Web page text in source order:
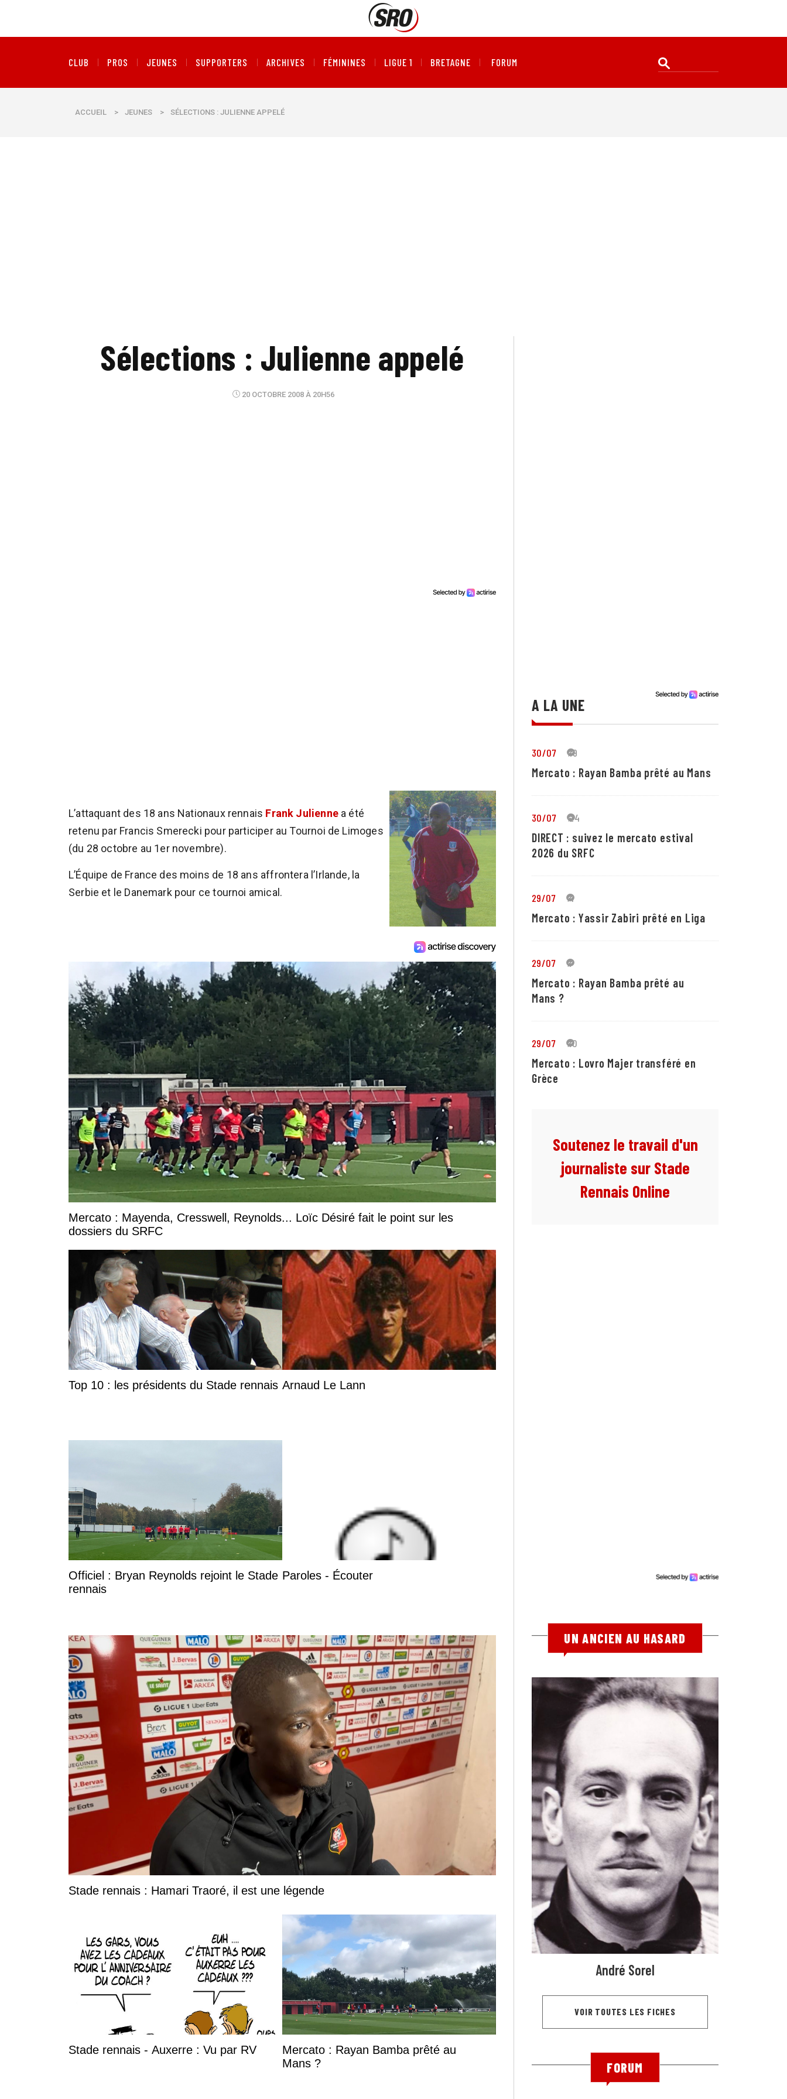
CLUB PROS JEUNES SUPPORTERS ARCHIVES FÉMININES LIGUE 1 BRETAGNE FORUM
ACCUEIL > JEUNES > SÉLECTIONS : JULIENNE APPELÉ
Sélections : Julienne appelé
20 OCTOBRE 2008 À 20H56
L’attaquant des 18 ans Nationaux rennais Frank Juliennea été
retenu par Francis Smerecki pour participer au Tournoi de Limoges
(du 28 octobre au 1er novembre).
L’Équipe de France des moins de 18 ans affrontera l’Irlande, la
Serbie et le Danemark pour ce tournoi amical.
Mercato : Mayenda, Cresswell, Reynolds... Loïc Désiré fait le point sur les
dossiers du SRFC
Top 10 : les présidents du Stade rennais Arnaud Le Lann
Officiel : Bryan Reynolds rejoint le Stade
rennais
Paroles - Écouter
Stade rennais : Hamari Traoré, il est une légende
Stade rennais - Auxerre : Vu par RV
Mercato : Rayan Bamba prêté au
Mans ?
A LA UNE
30/07 19
Mercato : Rayan Bamba prêté au Mans
30/07 24
DIRECT : suivez le mercato estival
2026 du SRFC
29/07 4
Mercato : Yassir Zabiri prêté en Liga
29/07 1
Mercato : Rayan Bamba prêté au
Mans ?
29/07 10
Mercato : Lovro Majer transféré en
Grèce
Soutenez le travail d'un
journaliste sur Stade
Rennais Online
UN ANCIEN AU HASARD
André Sorel
VOIR TOUTES LES FICHES
FORUM